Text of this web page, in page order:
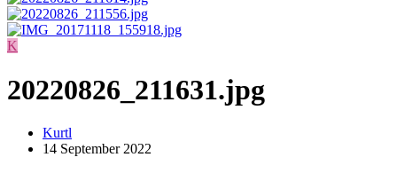
K
20220826_211631.jpg
Kurtl
14 September 2022